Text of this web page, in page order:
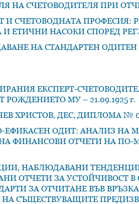
НА СЧЕТОВОДИТЕЛЯ ПРИ
И СЧЕТОВОДНАТА ПРОФЕСИЯ:
ЕТИЧНИ НАСОКИ СПОРЕД
НА СТАНДАРТЕН
ЕКСПЕРТ-
МУ – 21.09.1925 г.
ХРИСТОВ, ДЕС, ДИПЛОМА №
ЕФИКАСЕН ОДИТ: АНАЛИЗ НА
ФИНАНСОВИ ОТЧЕТИ НА
НАБЛЮДАВАНИ
ОТЧЕТИ ЗА УСТОЙЧИВОСТ В
ЗА ОТЧИТАНЕ ВЪВ
СЪЩЕСТВУВАЩИТЕ